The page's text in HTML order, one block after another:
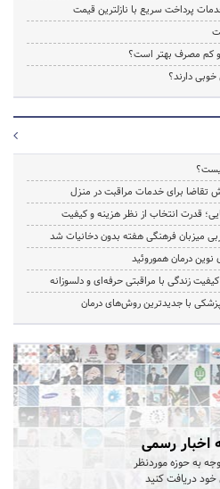
پرداخت سریع با نازلترین قیمت
و کم مصرف بهتر است؟
دارند؟
تقاضا برای خدمات مراقبت در منزل
قدرت انتخاب از نظر هزینه و کیفیت
میزبان فرهنگی هفته بدون دخانیات شد
نوین درمان هموروئید
زندگی با مراقبتی حرفه‌ای و دلسوزانه
با جدیدترین روش‌های درمان
اخبار رسمی
به حوزه موردنظر
خود دریافت کنید